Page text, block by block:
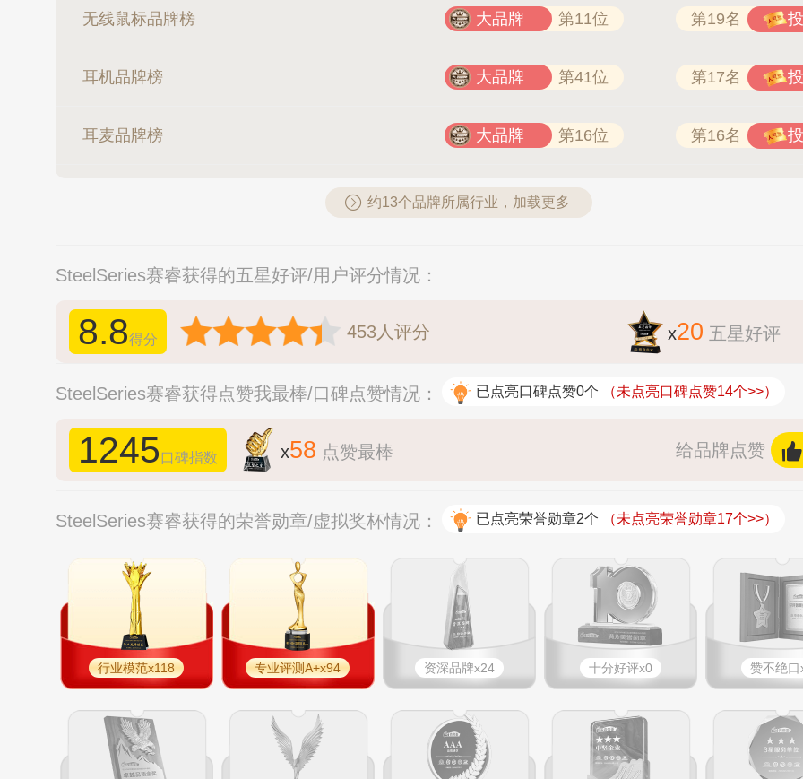
无线鼠标品牌榜 大品牌 第11位 第19名
耳机品牌榜 大品牌 第41位 第17名
耳麦品牌榜 大品牌 第16位 第16名
约13个品牌所属行业，加载更多
SteelSeries赛睿获得的五星好评/用户评分情况：
8.8得分 453人评分 x20 五星好评
SteelSeries赛睿获得点赞我最棒/口碑点赞情况： 已点亮口碑点赞0个 （未点亮口碑点赞14个>>）
1245口碑指数 x58 点赞最棒 给品牌点赞
SteelSeries赛睿获得的荣誉勋章/虚拟奖杯情况： 已点亮荣誉勋章2个 （未点亮荣誉勋章17个>>）
行业模范x118 专业评测A+x94 资深品牌x24 十分好评x0 赞不绝口